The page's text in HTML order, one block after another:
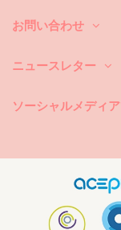
洗濯するには？毎回の
プルな石鹸のご使用を
また、ビーチバッグや
水着に汚れがある場
さい。汚れが乾いた
を破壊する恐れがあ
お問い合わせ
ニュースレター
ソーシャルメディ